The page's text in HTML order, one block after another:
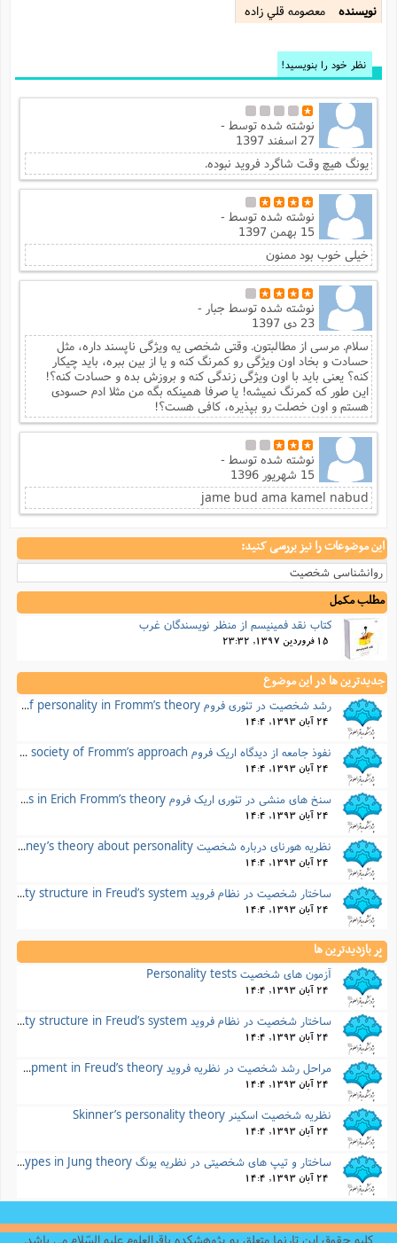
نویسنده
معصومه قلي زاده
نظر خود را بنویسید!
نوشته شده توسط-
27 اسفند 1397
یونگ هیچ وقت شاگرد فروید نبوده.
نوشته شده توسط-
15 بهمن 1397
خیلی خوب بود ممنون
نوشته شده توسطجبار -
23 دی 1397
سلام. مرسی از مطالبتون. وقتی شخصی یه ویژگی ناپسند داره، مثل
حسادت و بخاد اون ویژگی رو کمرنگ کنه و یا از بین ببره، باید چیکار
کنه؟ یعنی باید با اون ویژگی زندگی کنه و بروزش بده و حسادت کنه؟!
این طور که کمرنگ نمیشه! یا صرفا همینکه بگه من مثلا ادم حسودی
هستم و اون خصلت رو بپذیره، کافی هست؟!
نوشته شده توسط-
15 شهریور 1396
jame bud ama kamel nabud
این موضوعات را نیز بررسی کنید:
روانشناسی شخصیت
مطلب مکمل
کتاب نقد فمینیسم از منظر نویسندگان غرب
15 فروردین 1397, 23:32
جدیدترین ها در این موضوع
رشد شخصیت در تئوری فروم Development of personality in Fromm’s theory
24 آبان 1393, 14:4
نفوذ جامعه از دیدگاه اریک فروم Influence of society of Fromm’s approach
24 آبان 1393, 14:4
سنخ های منشی در تئوری اریک فروم Character types in Erich Fromm’s theory
24 آبان 1393, 14:4
نظریه هورنای درباره شخصیت Horney’s theory about personality
24 آبان 1393, 14:4
ساختار شخصیت در نظام فروید Personality structure in Freud’s system
24 آبان 1393, 14:4
پر بازدیدترین ها
آزمون های شخصیت Personality tests
24 آبان 1393, 14:4
ساختار شخصیت در نظام فروید Personality structure in Freud’s system
24 آبان 1393, 14:4
مراحل رشد شخصیت در نظریه فروید Stages if personality development in Freud’s theory
24 آبان 1393, 14:4
نظریه شخصیت اسکینر Skinner’s personality theory
24 آبان 1393, 14:4
ساختار و تیپ های شخصیتی در نظریه یونگ Structure and personality types in Jung theory
24 آبان 1393, 14:4
کلیه حقوق این تارنما متعلق به پژوهشکده باقرالعلوم علیه السّلام می باشد.